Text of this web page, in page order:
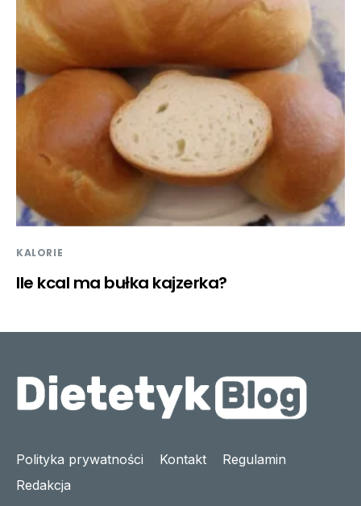
KALORIE
Ile kcal ma bułka kajzerka?
Polityka prywatności Kontakt
Regulamin
Redakcja